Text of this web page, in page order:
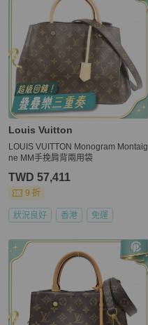
Louis Vuitton
LOUIS VUITTON Monogram Montaig
ne MM手挽肩背兩用袋
TWD 57,411
9 折
狀況良好 香港 免運